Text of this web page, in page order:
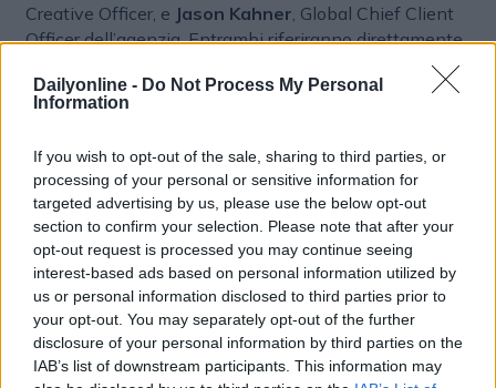
Dailyonline - Do Not Process My Personal
Information
If you wish to opt-out of the sale, sharing to third parties, or
processing of your personal or sensitive information for
targeted advertising by us, please use the below opt-out
section to confirm your selection. Please note that after your
opt-out request is processed you may continue seeing
interest-based ads based on personal information utilized by
us or personal information disclosed to third parties prior to
your opt-out. You may separately opt-out of the further
disclosure of your personal information by third parties on the
IAB’s list of downstream participants. This information may
Creative Officer, e Jason Kahner, Global Chief Client
Officer dell’agenzia. Entrambi riferiranno direttamente
le loro attività a Ezekiel, che ha casualmente iniziato la
sua carriera professionale in Grey prima che l’agenzia
fosse acquisita da WPP nel 2004. Schmitt e Kahner
Lee, Global Chief Strategy Officer dell’agenzia.
Saranno supportati nei rispettivi ruoli dai leader
regionali
Agnes Fischer (New York),
Conrad Persons
(Londra) eSarah Trombetta (Asia-Pacifico).
NOMINE E CARRIERE